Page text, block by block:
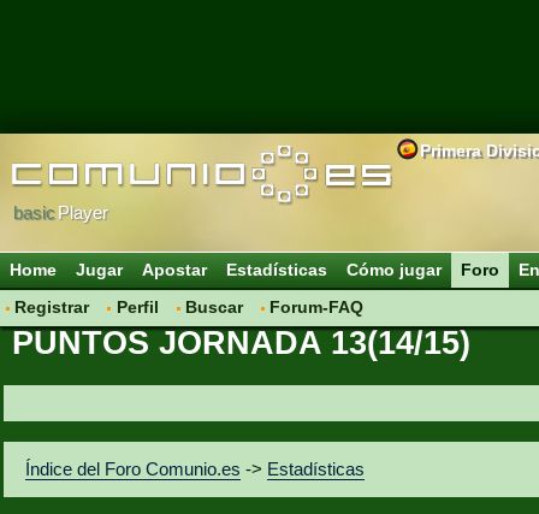
Primera
basicPlayer
Home Jugar Apostar Estadísticas Cómo jugar
Foro
Registrar
Perfil Buscar Forum-FAQ
PUNTOS JORNADA 13(14/15)
Índice del Foro Comunio.es -> Estadísticas